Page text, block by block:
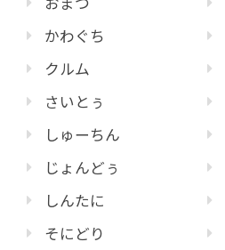
かわぐち
クルム
さいとぅ
しゅーちん
じょんどぅ
しんたに
そにどり